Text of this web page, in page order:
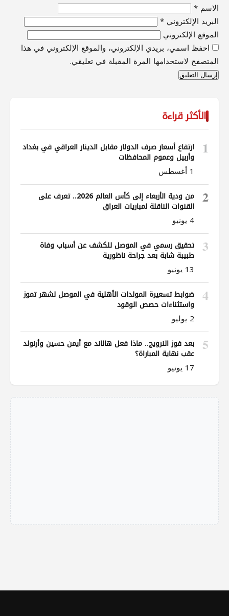
الاسم *
البريد الإلكتروني *
الموقع الإلكتروني
احفظ اسمي، بريدي الإلكتروني، والموقع الإلكتروني في هذا
المتصفح لاستخدامها المرة المقبلة في تعليقي.
الأكثر قراءة
1 ارتفاع أسعار صرف الدولار مقابل الدينار العراقي في بغداد
وأربيل وعموم المحافظات
1 أغسطس
2 من ودية الأربعاء إلى كأس العالم 2026.. تعرف على
القنوات الناقلة لمباريات العراق
4 يونيو
3 تحقيق رسمي في الموصل للكشف عن أسباب وفاة
طبيبة شابة بعد جراحة ناظورية
13 يونيو
4 ضوابط تسعيرة المولدات الأهلية في الموصل لشهر تموز
واستثناءات حصص الوقود
2 يوليو
5 بعد فوز النرويج.. ماذا فعل هالاند مع أيمن حسين وأرنولد
عقب نهاية المباراة؟
17 يونيو